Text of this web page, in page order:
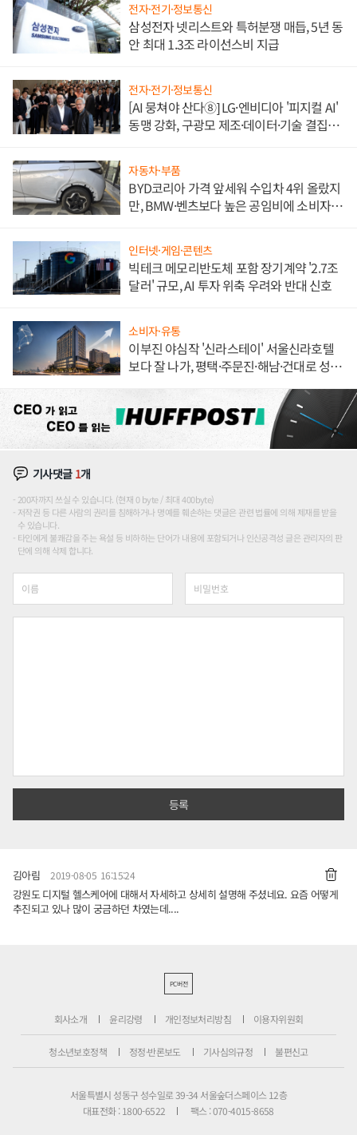
전자·전기·정보통신
삼성전자 넷리스트와 특허분쟁 매듭, 5년 동
안 최대 1.3조 라이선스비 지급
전자·전기·정보통신
[AI 뭉쳐야 산다⑧] LG·엔비디아 '피지컬 AI'
동맹 강화, 구광모 제조·데이터·기술 결집
자동차·부품
BYD코리아 가격 앞세워 수입차 4위 올랐지
만, BMW·벤츠보다 높은 공임비에 소비자
인터넷·게임·콘텐츠
빅테크 메모리반도체 포함 장기계약 '2.7조
달러' 규모, AI 투자 위축 우려와 반대 신호
소비자·유통
이부진 야심작 '신라스테이' 서울신라호텔
보다 잘 나가, 평택·주문진·해남·건대로 성
기사댓글 1개
200자까지 쓰실 수 있습니다. (현재 0 byte / 최대 400byte)
저작권 등 다른 사람의 권리를 침해하거나 명예를 훼손하는 댓글은 관련 법률에 의해 제재를 받을
수 있습니다.
타인에게 불쾌감을 주는 욕설 등 비하하는 단어가 내용에 포함되거나 인신공격성 글은 관리자의 판
단에 의해 삭제 합니다.
김아림 2019-08-05 16:15:24
강원도 디지털 헬스케어에 대해서 자세하고 상세히 설명해 주셨네요. 요즘 어떻게
추진되고 있나 많이 궁금하던 차였는데....
PC버전
회사소개 윤리강령 개인정보처리방침 이용자위원회
청소년보호정책 정정·반론보도 기사심의규정 불편신고
서울특별시 성동구 성수일로 39-34 서울숲더스페이스 12층
대표전화 : 1800-6522
팩스 : 070-4015-8658